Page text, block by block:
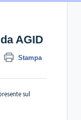
AGID
Stampa
sul